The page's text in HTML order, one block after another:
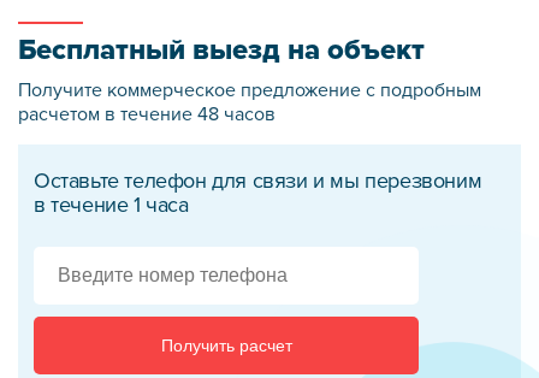
Бесплатный выезд на объект
Получите коммерческое предложение с подробным
расчетом в течение 48 часов
Оставьте телефон для связи и мы перезвоним
в течение 1 часа
Получить расчет